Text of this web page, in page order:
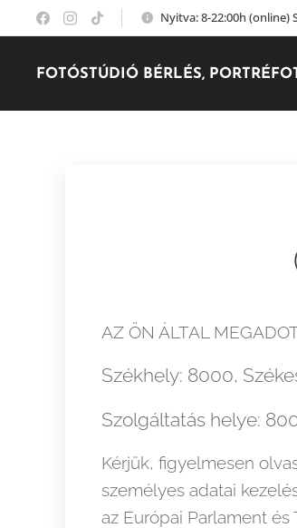
Nyitva: 8-22:00h (online)
FOTÓSTÚDIÓ BÉRLÉS,
AZ ÖN ÁLTAL
Székhely: 8000,
Szolgáltatás helye:
Kérjük, figyelmesen
személyes adatai
az Európai Parlament és